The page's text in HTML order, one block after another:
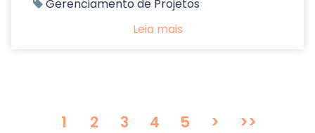
Gerenciamento de Projetos
Leia mais
1 2 3 4 5 > >>